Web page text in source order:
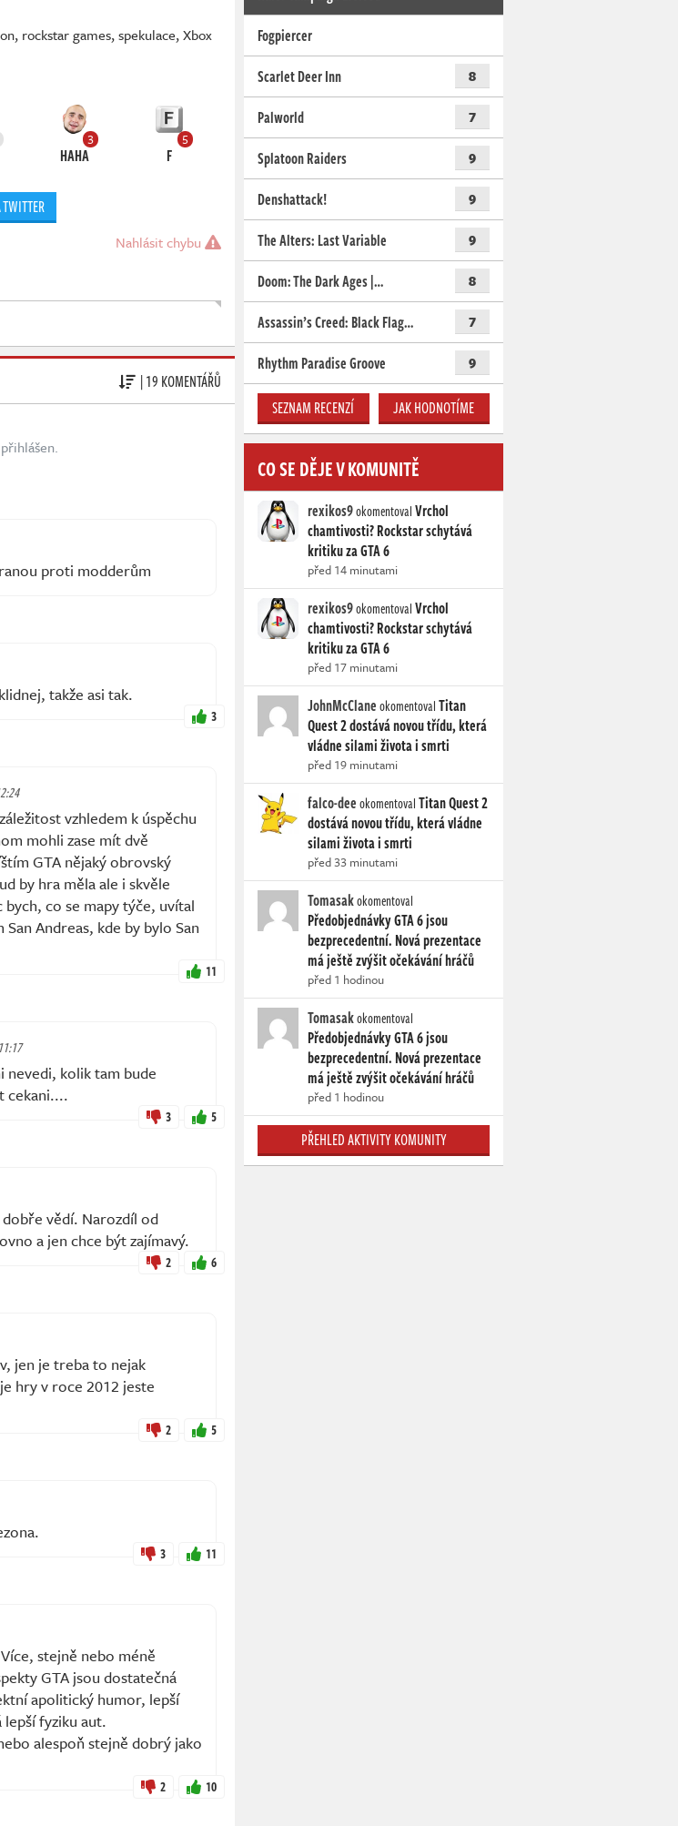
, rockstar games,spekulace,Xbox
3
HAHA
5
F
Nahlásit chybu
| 19 KOMENTÁŘŮ
proti modderům
takže asi tak.
3
vzhledem k úspěchu
mohli zase mít dvě
GTA nějaký obrovský
by hra měla ale i skvěle
co se mapy týče, uvítal
Andreas, kde by bylo San
11
nevedi, kolik tam bude
cekani....
3 5
vědí. Narozdíl od
a jen chce být zajímavý.
2 6
jen je treba to nejak
hry v roce 2012 jeste
2 5
3 11
stejně nebo méně
GTA jsou dostatečná
apolitický humor, lepší
fyziku aut.
alespoň stejně dobrý jako
2 10
Fogpiercer
Scarlet Deer Inn
8
Palworld 7
Splatoon Raiders 9
Denshattack! 9
The Alters: Last Variable 9
Doom: The Dark Ages |… 8
Assassin’s Creed: Black Flag… 7
Rhythm Paradise Groove 9
SEZNAM RECENZÍ JAK HODNOTÍME
CO SE DĚJE V KOMUNITĚ
rexikos9okomentovalVrchol
chamtivosti? Rockstar schytává
kritiku za GTA 6
před 14 minutami
rexikos9okomentovalVrchol
chamtivosti? Rockstar schytává
kritiku za GTA 6
před 17 minutami
JohnMcClaneokomentovalTitan
Quest 2 dostává novou třídu, která
vládne silami života i smrti
před 19 minutami
falco-deeokomentovalTitan Quest 2
dostává novou třídu, která vládne
silami života i smrti
před 33 minutami
Tomasakokomentoval
Předobjednávky GTA 6 jsou
bezprecedentní. Nová prezentace
má ještě zvýšit očekávání hráčů
před 1 hodinou
Tomasakokomentoval
Předobjednávky GTA 6 jsou
bezprecedentní. Nová prezentace
má ještě zvýšit očekávání hráčů
před 1 hodinou
PŘEHLED AKTIVITY KOMUNITY